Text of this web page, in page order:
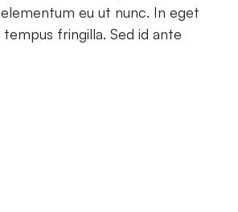
eu ut nunc. In eget
tempus fringilla. Sed id ante